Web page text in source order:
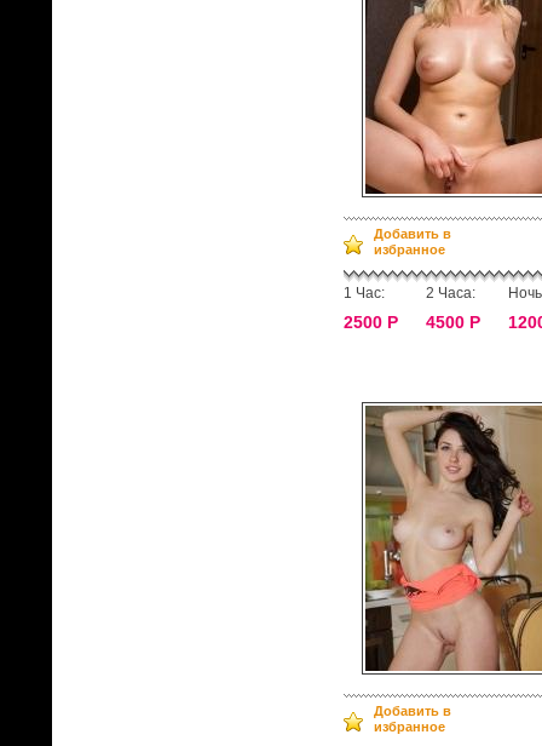
Добавить в
избранное
1 Час:
2500 Р
2 Часа:
4500 Р
Добавить в
избранное